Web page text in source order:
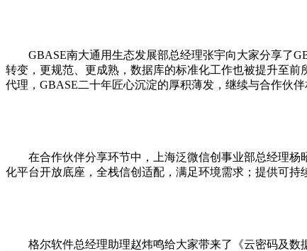
GBASE南大通用生态发展部总经理张宇向大家分享了
转变，更规范、更成熟，数据库的标准化工作也被提升至
代理，GBASE二十年匠心沉淀的厚积薄发，继续与合作伙伴
在合作伙伴分享环节中，上海泛微信创事业部总经理杨
化平台开放底座，全栈信创适配，满足环境需求；提供可
格尔软件总经理助理赵炜鸣给大家带来了《云密码及